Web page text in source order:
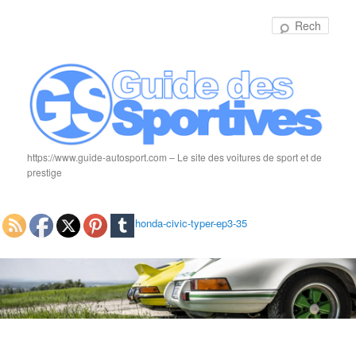
https://www.guide-autosport.com – Le site des voitures de sport et de
prestige
honda-civic-typer-ep3-35